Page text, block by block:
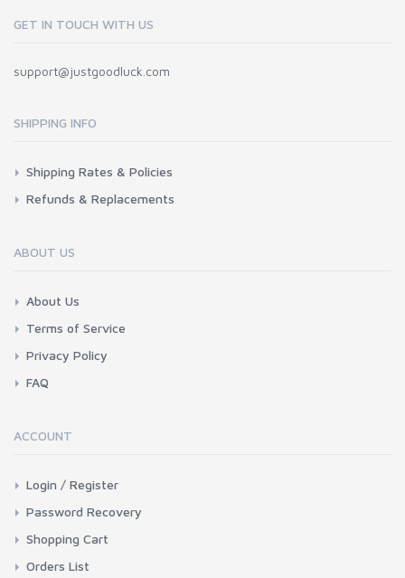
GET IN TOUCH WITH US
support@justgoodluck.com
SHIPPING INFO
Shipping Rates & Policies
Refunds & Replacements
ABOUT US
About Us
Terms of Service
Privacy Policy
FAQ
ACCOUNT
Login / Register
Password Recovery
Shopping Cart
Orders List